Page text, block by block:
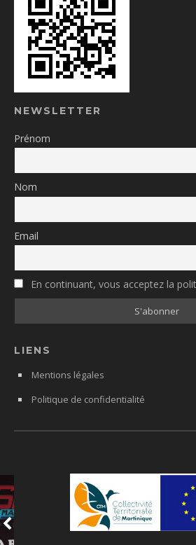
NEWSLETTER
Prénom
Nom
Email
En continuant, vous acceptez la
LIENS
Mentions légales
Politique de confidentialité